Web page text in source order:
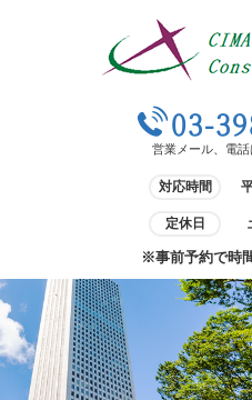
03-
営業メール、電
対応時間
定休日
※事前予約で時